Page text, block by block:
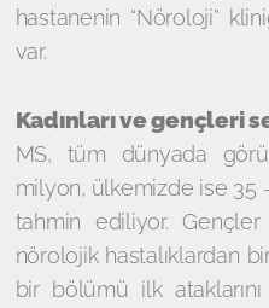
hastanenin “Nöroloji”
var.
Kadınları ve gençleri
MS, tüm dünyada
milyon, ülkemizde ise 35
tahmin ediliyor.
nörolojik hastalıklardan
bir bölümü ilk